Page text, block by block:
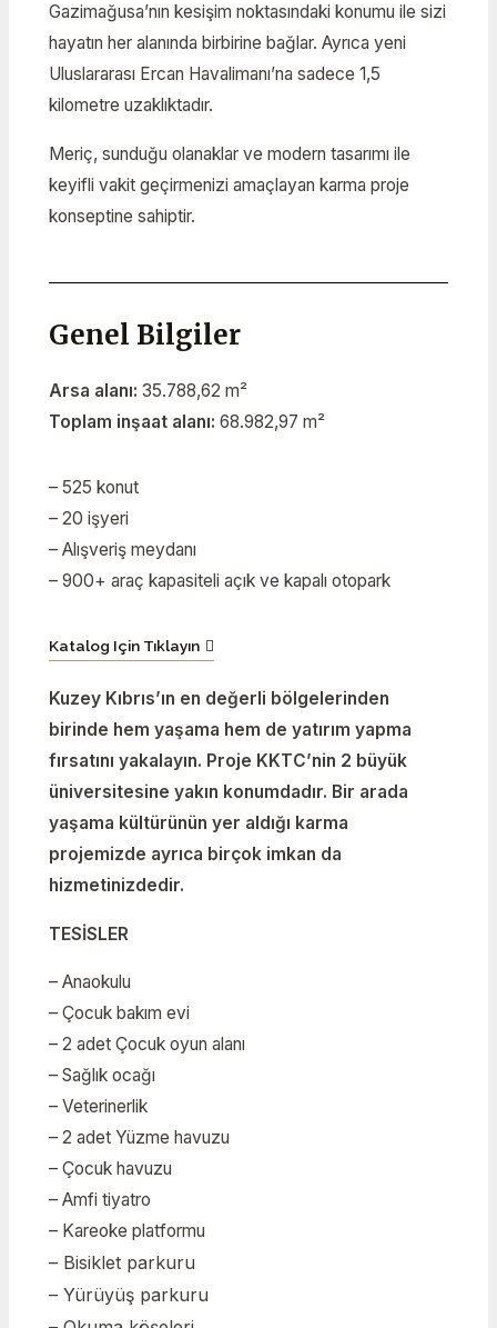
Gazimağusa’nın kesişim noktasındaki konumu ile sizi
hayatın her alanında birbirine bağlar. Ayrıca yeni
Uluslararası Ercan Havalimanı’na sadece 1,5
kilometre uzaklıktadır.
Meriç, sunduğu olanaklar ve modern tasarımı ile
keyifli vakit geçirmenizi amaçlayan karma proje
konseptine sahiptir.
Genel Bilgiler
Arsa alanı: 35.788,62 m²
Toplam inşaat alanı: 68.982,97 m²
– 525 konut
– 20 işyeri
– Alışveriş meydanı
– 900+ araç kapasiteli açık ve kapalı otopark
Katalog Için Tıklayın
Kuzey Kıbrıs’ın en değerli bölgelerinden
birinde hem yaşama hem de yatırım yapma
fırsatını yakalayın. Proje KKTC’nin 2 büyük
üniversitesine yakın konumdadır. Bir arada
yaşama kültürünün yer aldığı karma
projemizde ayrıca birçok imkan da
hizmetinizdedir.
TESİSLER
– Anaokulu
– Çocuk bakım evi
– 2 adet Çocuk oyun alanı
– Sağlık ocağı
– Veterinerlik
– 2 adet Yüzme havuzu
– Çocuk havuzu
– Amfi tiyatro
– Kareoke platformu
– Bisiklet parkuru
– Yürüyüş parkuru